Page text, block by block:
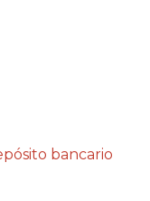
bancario